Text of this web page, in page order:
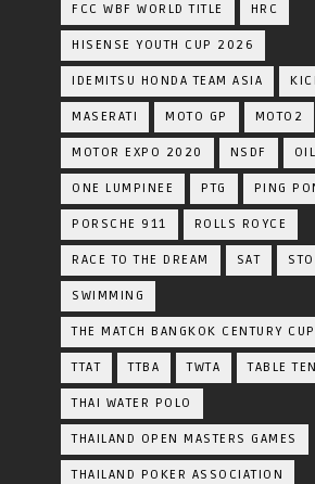
FCC WBF WORLD TITLE HRC
HISENSE YOUTH CUP 2026
IDEMITSU HONDA TEAM ASIA
MASERATI MOTO GP MOTO2
MOTOR EXPO 2020 NSDF OIL
ONE LUMPINEE PTG PING
PORSCHE 911 ROLLS ROYCE
RACE TO THE DREAM SAT
SWIMMING
THE MATCH BANGKOK CENTURY
TTAT TTBA TWTA TABLE
THAI WATER POLO
THAILAND OPEN MASTERS GAMES
THAILAND POKER ASSOCIATION